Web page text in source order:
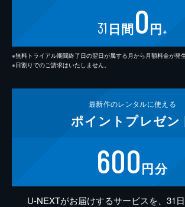
31 日間0円 ※
※無料トライアル期間終了日の翌日が属する月から月額料金が発生
※日割りでのご請求はいたしません。
最新作のレンタルに使える
ポイント プレゼン
600円分
U-NEXTがお届けするサービスを、31